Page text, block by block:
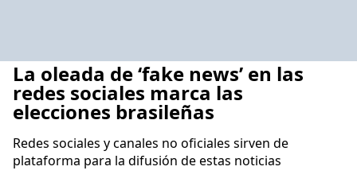
La oleada de ‘fake news’ en las
redes sociales marca las
elecciones brasileñas
Redes sociales y canales no oficiales sirven de
plataforma para la difusión de estas noticias